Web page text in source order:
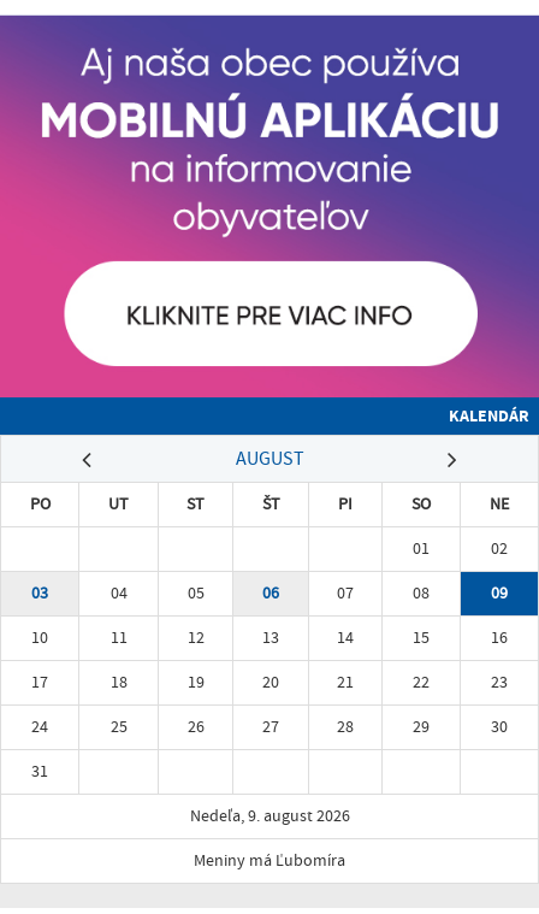
KALENDÁR
AUGUST
PO UT ST ŠT PI SO
NE
01
02
03
04 05 06 07 08
09
10
11 12 13 14 15
16
17
18 19 20 21 22
23
24
25 26 27 28 29
30
31
Nedeľa, 9. august 2026
Meniny má Ľubomíra